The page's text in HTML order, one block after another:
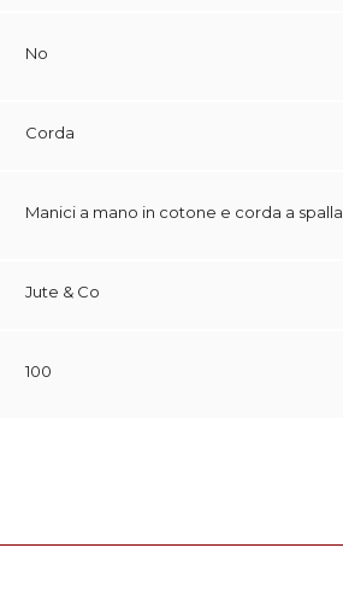
No
Corda
Manici a mano in cotone e corda a spalla
Jute & Co
100